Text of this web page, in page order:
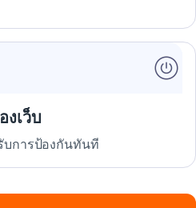
งเว็บ
บการป้องกันทันที